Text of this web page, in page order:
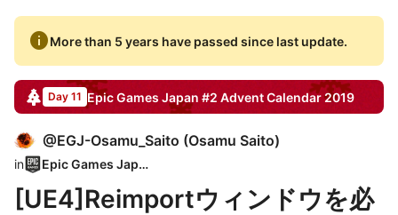
infoMore than 5 years have passed since last update.
Day 11 Epic Games Japan #2 Advent Calendar2019
@EGJ-Osamu_Saito (Osamu Saito)
in Epic Games Japan
[UE4]Reimportウィンドウを必